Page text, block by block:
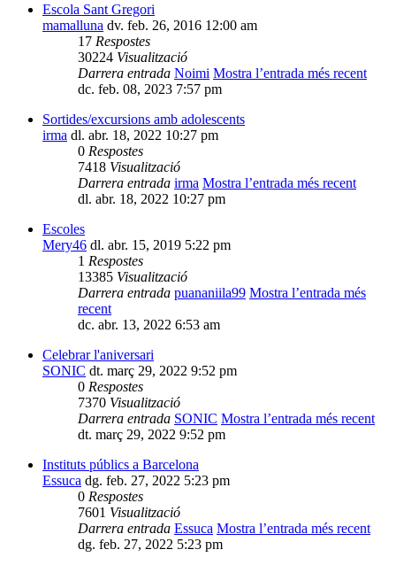
Escola Sant Gregori
mamalluna dv. feb. 26, 2016 12:00 am
17 Respostes
30224 Visualització
Darrera entrada Noimi Mostra l’entrada més recent
dc. feb. 08, 2023 7:57 pm
Sortides/excursions amb adolescents
irma dl. abr. 18, 2022 10:27 pm
0 Respostes
7418 Visualització
Darrera entrada irma Mostra l’entrada més recent
dl. abr. 18, 2022 10:27 pm
Escoles
Mery46 dl. abr. 15, 2019 5:22 pm
1 Respostes
13385 Visualització
Darrera entrada puananiila99 Mostra l’entrada més
recent
dc. abr. 13, 2022 6:53 am
Celebrar l'aniversari
SONIC dt. març 29, 2022 9:52 pm
0 Respostes
7370 Visualització
Darrera entrada SONIC Mostra l’entrada més recent
dt. març 29, 2022 9:52 pm
Instituts públics a Barcelona
Essuca dg. feb. 27, 2022 5:23 pm
0 Respostes
7601 Visualització
Darrera entrada Essuca Mostra l’entrada més recent
dg. feb. 27, 2022 5:23 pm